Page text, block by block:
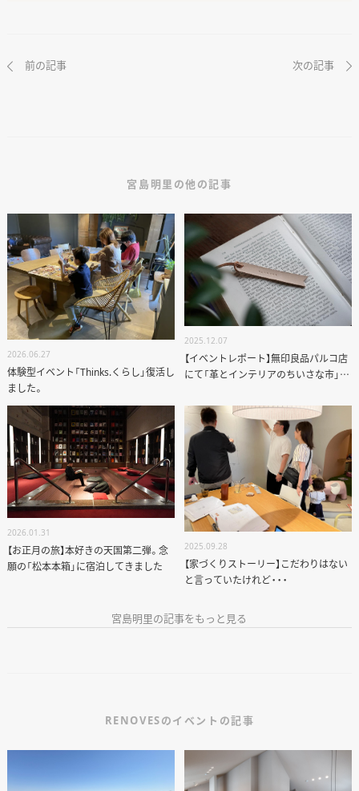
STAFF BLOG
前の記事 次の記事
宮島明里の他の記事
2026.06.27
体験型イベント「Thinks.くらし」復活し
ました。
2025.12.07
【イベントレポート】無印良品パルコ店
にて「革とインテリアのちいさな市」を
2026.01.31
【お正月の旅】本好きの天国第二弾。念
願の「松本本箱」に宿泊してきました
2025.09.28
【家づくりストーリー】こだわりはない
と言っていたけれど・・・
宮島明里の記事をもっと見る
RENOVESのイベントの記事